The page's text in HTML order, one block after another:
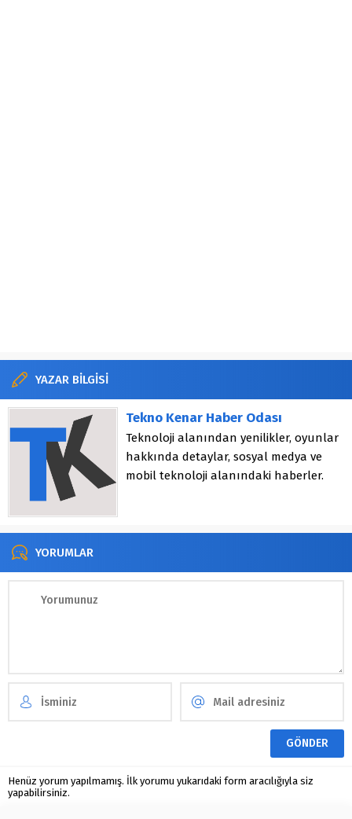
YAZAR BİLGİSİ
Tekno Kenar Haber Odası
Teknoloji alanından yenilikler, oyunlar
hakkında detaylar, sosyal medya ve
mobil teknoloji alanındaki haberler.
YORUMLAR
Henüz yorum yapılmamış. İlk yorumu yukarıdaki form aracılığıyla siz
yapabilirsiniz.